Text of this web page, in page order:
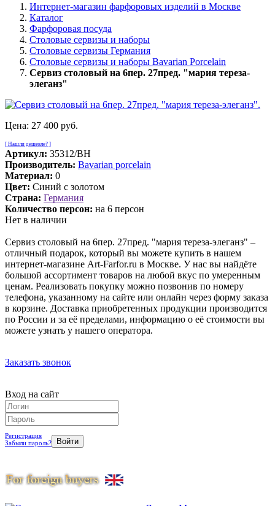
Интернет-магазин фарфоровых изделий в Москве
Каталог
Фарфоровая посуда
Столовые сервизы и наборы
Столовые сервизы Германия
Столовые сервизы и наборы Bavarian Porcelain
Сервиз столовый на 6пер. 27пред. "мария тереза-
элеганз"
Цена: 27 400 руб.
[ Нашли дешевле? ]
Артикул: 35312/BH
Производитель: Bavarian porcelain
Материал: 0
Цвет: Синий с золотом
Страна: Германия
Количество персон: на 6 персон
Нет в наличии
Сервиз столовый на 6пер. 27пред. "мария тереза-элеганз" –
отличный подарок, который вы можете купить в нашем
интернет-магазине Art-Farfor.ru в Москве. У нас вы найдёте
большой ассортимент товаров на любой вкус по умеренным
ценам. Реализовать покупку можно позвонив по номеру
телефона, указанному на сайте или онлайн через форму заказа
в корзине. Доставка приобретенных продукции производится
по России и за её пределами, информацию о её стоимости вы
можете узнать у нашего оператора.
Заказать звонок
Вход на сайт
Регистрация
Забыли пароль?